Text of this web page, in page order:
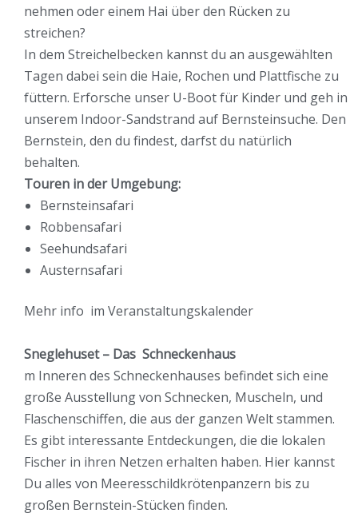
nehmen oder einem Hai über den Rücken zu
streichen?
In dem Streichelbecken kannst du an ausgewählten
Tagen dabei sein die Haie, Rochen und Plattfische zu
füttern. Erforsche unser U-Boot für Kinder und geh in
unserem Indoor-Sandstrand auf Bernsteinsuche. Den
Bernstein, den du findest, darfst du natürlich
behalten.
Touren in der Umgebung:
Bernsteinsafari
Robbensafari
Seehundsafari
Austernsafari
Mehr info im Veranstaltungskalender
Sneglehuset – Das Schneckenhaus
m Inneren des Schneckenhauses befindet sich eine
große Ausstellung von Schnecken, Muscheln, und
Flaschenschiffen, die aus der ganzen Welt stammen.
Es gibt interessante Entdeckungen, die die lokalen
Fischer in ihren Netzen erhalten haben. Hier kannst
Du alles von Meeresschildkrötenpanzern bis zu
großen Bernstein-Stücken finden.